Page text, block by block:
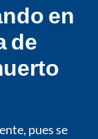
en
de
pues se